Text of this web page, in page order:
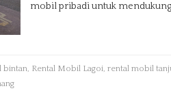
mobil pribadi untuk
bintan, Rental Mobil Lagoi, rental mobil